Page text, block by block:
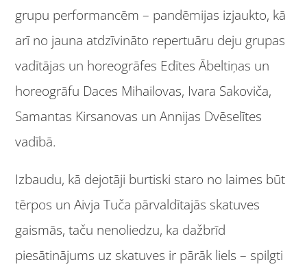
grupu performancēm – pandēmijas izjaukto, kā
arī no jauna atdzīvināto repertuāru deju grupas
vadītājas un horeogrāfes Edītes Ābeltiņas un
horeogrāfu Daces Mihailovas, Ivara Sakoviča,
Samantas Kirsanovas un Annijas Dvēselītes
vadībā.
Izbaudu, kā dejotāji burtiski staro no laimes būt
tērpos un Aivja Tuča pārvaldītajās skatuves
gaismās, taču nenoliedzu, ka dažbrīd
piesātinājums uz skatuves ir pārāk liels – spilgti